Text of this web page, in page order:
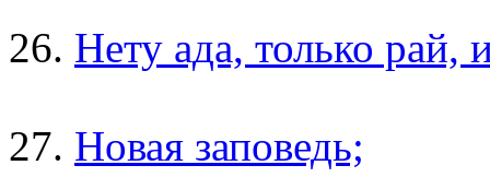
26. Нету ада, только рай,
27. Новая заповедь;